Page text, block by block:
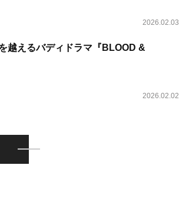
2026.02.03
越えるバディドラマ『BLOOD &
2026.02.02